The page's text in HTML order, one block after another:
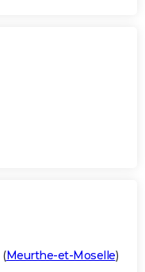
(Meurthe-et-Moselle)